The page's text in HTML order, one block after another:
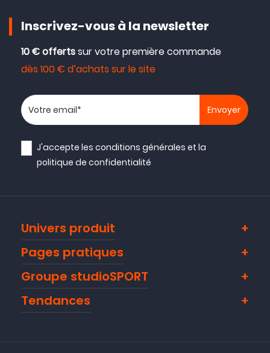
Inscrivez-vous à la newsletter
10 € offertssur votre première commande
dès 100 € d’achats sur le site
Votre adresse email
J'accepte lesconditions générales et la
politique de confidentialité
Univers produit
Pages pratiques
Groupe studioSPORT
Tendances